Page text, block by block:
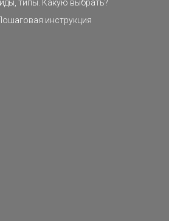
типы. Какую выбрать?
инструкция